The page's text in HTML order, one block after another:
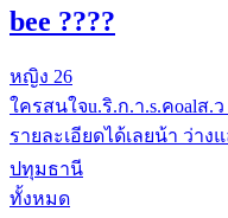
bee ????
หญิง 26
ใครสนใจu.ริ.ก.า.s.คoalส
รายละเอียดได้เลยน้า ว่าง
ปทุมธานี
ทั้งหมด